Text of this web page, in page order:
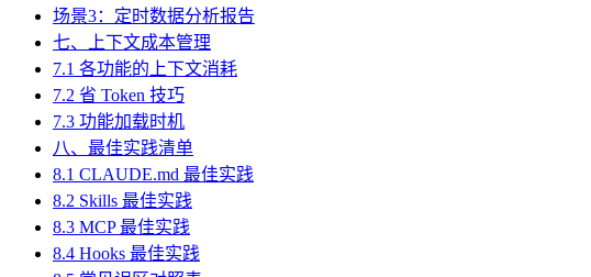
场景3：定时数据分析报告
七、上下文成本管理
7.1 各功能的上下文消耗
7.2 省 Token 技巧
7.3 功能加载时机
八、最佳实践清单
8.1 CLAUDE.md 最佳实践
8.2 Skills 最佳实践
8.3 MCP 最佳实践
8.4 Hooks 最佳实践